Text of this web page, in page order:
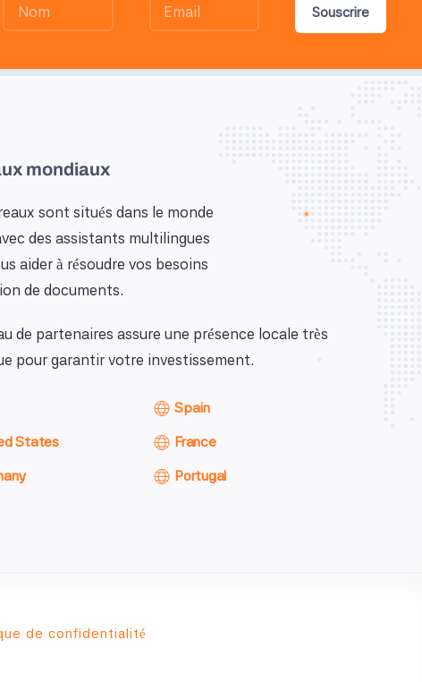
Souscrire
mondiaux
sont situés dans le monde
des assistants multilingues
aider à résoudre vos besoins
de documents.
de partenaires assure une présence locale très
pour garantir votre investissement.
States
Spain
France
Portugal
de confidentialité